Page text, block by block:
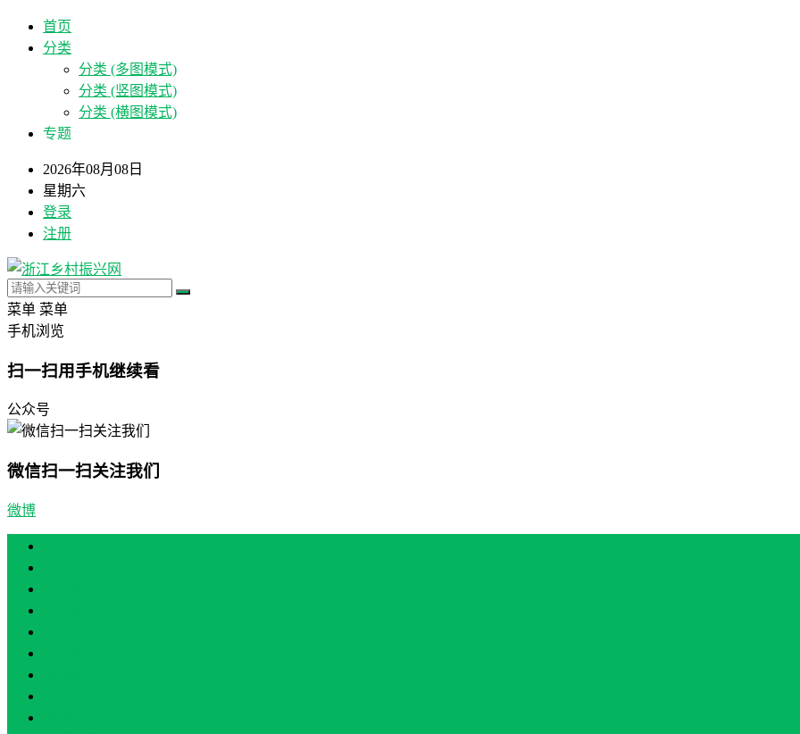
首页
分类
分类 (多图模式)
分类 (竖图模式)
分类 (横图模式)
专题
2026年08月08日
星期六
登录
注册
菜单 菜单
手机浏览
扫一扫用手机继续看
公众号
微信扫一扫关注我们
微博